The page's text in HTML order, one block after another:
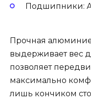
Подшипники:
Прочная
выдерживает вес
позволяет
максимально
лишь кончиком